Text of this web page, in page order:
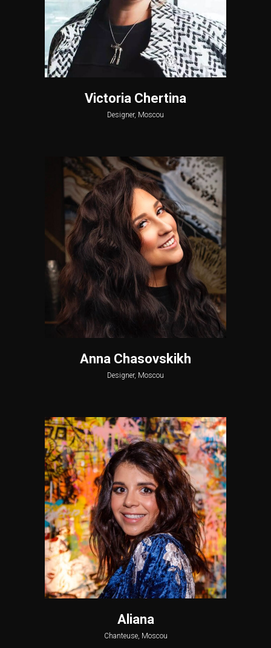
Victoria Chertina
Designer, Moscou
Anna Chasovskikh
Designer, Moscou
Aliana
Chanteuse, Moscou